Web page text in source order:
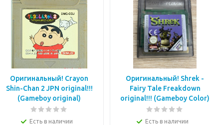
Оригинальный! Crayon
Shin-Chan 2 JPN original!!!
(Gameboy original)
Есть в наличии
Оригинальный! Shrek -
Fairy Tale Freakdown
original!!! (Gameboy Color)
Есть в наличии